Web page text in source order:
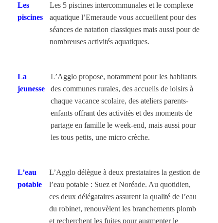
Les
piscines
Les 5 piscines intercommunales et le complexe
aquatique l’Emeraude vous accueillent pour des
séances de natation classiques mais aussi pour de
nombreuses activités aquatiques.
La
jeunesse
L’Agglo propose, notamment pour les habitants
des communes rurales, des accueils de loisirs à
chaque vacance scolaire, des ateliers parents-
enfants offrant des activités et des moments de
partage en famille le week-end, mais aussi pour
les tous petits, une micro crèche.
L’eau
potable
L’Agglo délègue à deux prestataires la gestion de
l’eau potable : Suez et Noréade. Au quotidien,
ces deux délégataires assurent la qualité de l’eau
du robinet, renouvèlent les branchements plomb
et recherchent les fuites pour augmenter le